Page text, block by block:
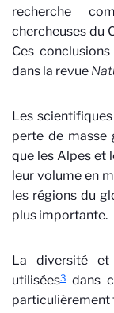
recherche
chercheuses du
Ces
dans la revue
Les
perte de
que les Alpes et
leur volume en
les régions du
plus importante.
La diversité et
utilisées3 dans
particulièrement